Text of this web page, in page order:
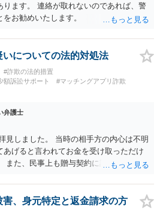
ます。 連絡が取れないのであれば、警
お勧めいたします。
についての法的対処法
#詐欺の法的措置
額訴訟サポート #マッチングアプリ詐欺
弁護士
見しました。 当時の相手方の内心は不明
げると言われてお金を受け取っただけ
また、民事上も贈与契約に該当すると思
るようにしてください。 ご不安であれ
ても良いかもしれません。 以上、ご参
、身元特定と返金請求の方